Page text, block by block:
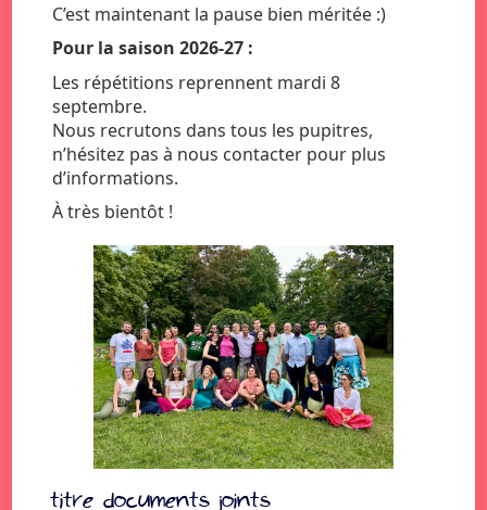
C’est maintenant la pause bien méritée :)
Pour la saison 2026-27 :
Les répétitions reprennent mardi 8
septembre.
Nous recrutons dans tous les pupitres,
n’hésitez pas à nous contacter pour plus
d’informations.
À très bientôt !
titre documents joints